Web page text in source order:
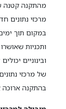
מרכזי נתונים
ותכניות
ובינוניים
של מרכזי
בהתקנה ארוכה